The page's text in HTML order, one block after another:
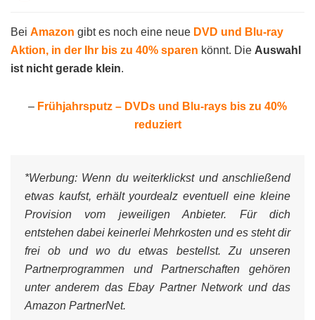
Bei Amazon gibt es noch eine neue DVD und Blu-ray
Aktion, in der Ihr bis zu 40% sparen könnt. Die Auswahl
ist nicht gerade klein.
– Frühjahrsputz – DVDs und Blu-rays bis zu 40%
reduziert
*Werbung: Wenn du weiterklickst und anschließend
etwas kaufst, erhält yourdealz eventuell eine kleine
Provision vom jeweiligen Anbieter. Für dich
entstehen dabei keinerlei Mehrkosten und es steht dir
frei ob und wo du etwas bestellst. Zu unseren
Partnerprogrammen und Partnerschaften gehören
unter anderem das Ebay Partner Network und das
Amazon PartnerNet.